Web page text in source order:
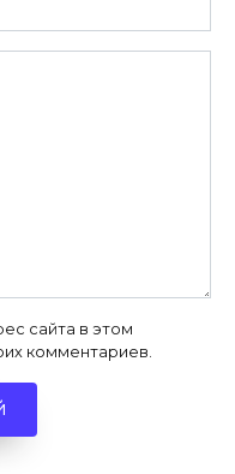
сайта в этом
комментариев.